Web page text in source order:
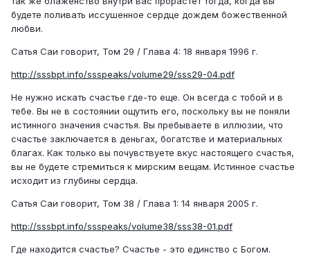
будете поливать иссушенное сердце дождем божественной
любви.
Сатья Саи говорит, Том 29 / Глава 4: 18 января 1996 г.
http://sssbpt.info/ssspeaks/volume29/sss29-04.pdf
Не нужно искать счастье где-то еще. Он всегда с тобой и в
тебе. Вы не в состоянии ощутить его, поскольку вы не поняли
истинного значения счастья. Вы пребываете в иллюзии, что
счастье заключается в деньгах, богатстве и материальных
благах. Как только вы почувствуете вкус настоящего счастья,
вы не будете стремиться к мирским вещам. Истинное счастье
исходит из глубины сердца.
Сатья Саи говорит, Том 38 / Глава 1: 14 января 2005 г.
http://sssbpt.info/ssspeaks/volume38/sss38-01.pdf
Где находится счастье? Счастье - это единство с Богом.